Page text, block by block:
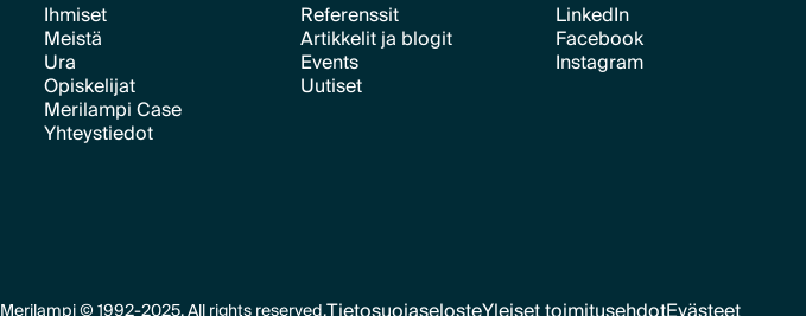
Ihmiset
Text Link
Meistä
Text Link
Ura
Text Link
Opiskelijat
Text Link
Merilampi Case
Text Link
Yhteystiedot
Referenssit
Text Link
Artikkelit ja blogit
Text Link
Events
Text Link
Uutiset
LinkedIn
Text Link
Facebook
Text Link
Instagram